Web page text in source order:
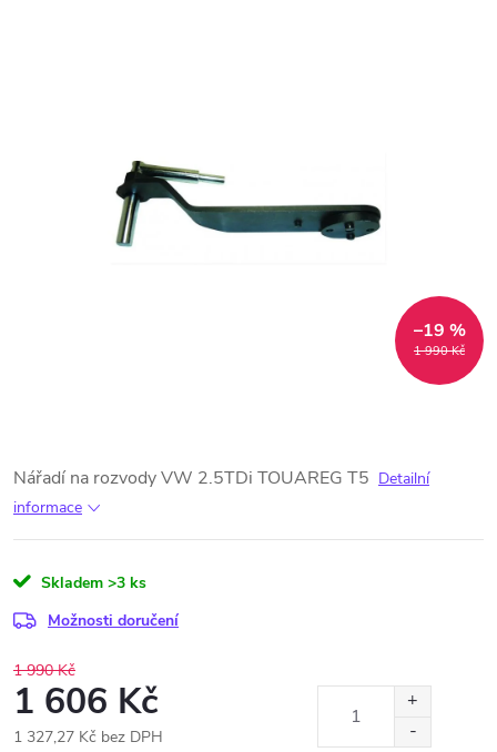
1 990 Kč
–19 %
Nářadí na rozvody VW 2.5TDi TOUAREG T5 Detailní
informace
Skladem >3 ks
Možnosti doručení
1 990 Kč
1 606 Kč
1 327,27 Kč bez DPH